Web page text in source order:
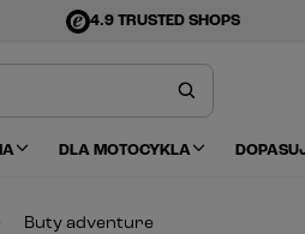
4.9 TRUSTED SHOPS
DLA MOTOCYKLA
Buty adventure